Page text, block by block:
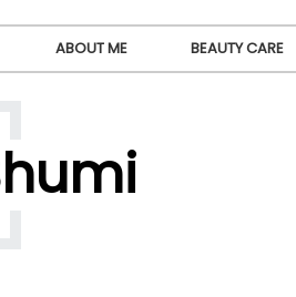
ABOUT ME BEAUTY CARE